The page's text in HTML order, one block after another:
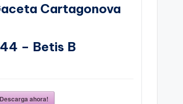
Cartagonova
– Betis B
ahora!